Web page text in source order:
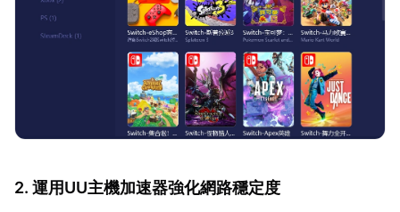
2. 運用UU主機加速器強化網路穩定度